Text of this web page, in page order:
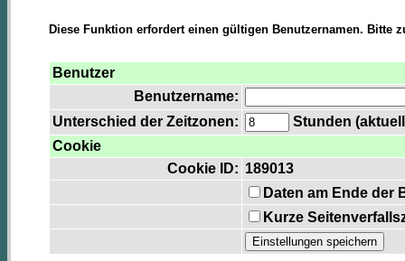
Diese Funktion erfordert einen gültigen Benutzernamen. Bitte
Benutzer
Benutzername:
Unterschied der Zeitzonen:
Stunden
Cookie
Cookie ID: 189013
Daten am Ende der
Kurze